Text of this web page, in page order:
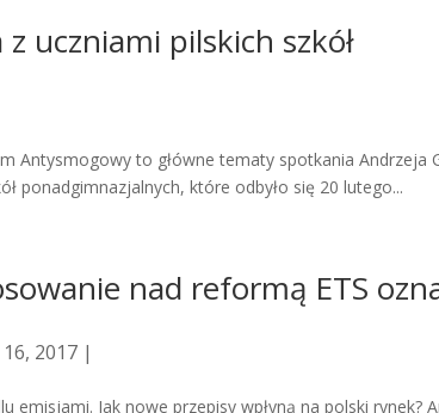
uczniami pilskich szkół
Antysmogowy to główne tematy spotkania Andrzeja
ponadgimnazjalnych, które odbyło się 20 lutego...
nad reformą ETS
2017 |
emisjami. Jak nowe przepisy wpłyną na polski rynek?